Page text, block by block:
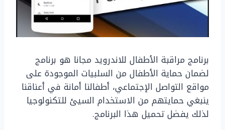
برنامج مراقبة الأطفال للاندرويد مجانا هو برنامج
لضمان حماية الأطفال من السلبيات الموجودة على
مواقع التواصل الإجتماعي، أطفالنا أمانة في أعناقنا
ينبغي حمايتهم من الاستخدام السيئ للتكنولوجيا
لذلك يفضل تحميل هذا البرنامج.